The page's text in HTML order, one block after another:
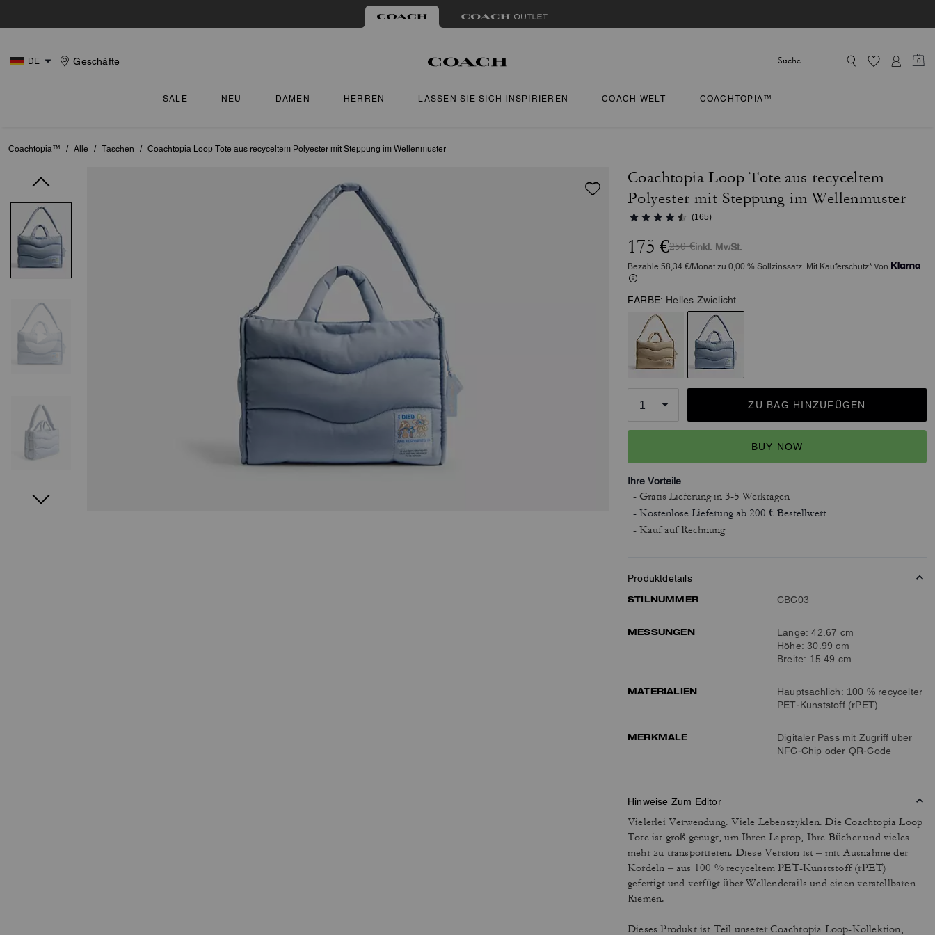
DE Geschäfte 0
SALE NEU DAMEN HERREN LASSEN SIE SICH INSPIRIEREN COACH WELT COACHTOPIA™
Coachtopia™ / Alle / Taschen / Coachtopia Loop Tote aus recyceltem Polyester mit Steppung im Wellenmuster
Coachtopia Loop Tote aus recyceltem
Polyester mit Steppung im Wellenmuster
(165)
175 €250 €inkl. MwSt.
Bezahle 58,34 €/Monat zu 0,00 % Sollzinssatz. Mit Käuferschutz* von
FARBE: Helles Zwielicht
ZU BAG HINZUFÜGEN
BUY NOW
Ihre Vorteile
- Gratis Lieferungin 3-5 Werktagen
- Kostenlose Lieferung ab 200 € Bestellwert
- Kauf auf Rechnung
Produktdetails
STILNUMMER
CBC03
MESSUNGEN
Länge: 42.67 cm
Höhe: 30.99 cm
Breite: 15.49 cm
MATERIALIEN
Hauptsächlich: 100 % recycelter
PET-Kunststoff (rPET)
MERKMALE
Digitaler Pass mit Zugriff über
NFC-Chip oder QR-Code
Hinweise Zum Editor
Vielerlei Verwendung. Viele Lebenszyklen. Die Coachtopia Loop
Tote ist groß genugt, um Ihren Laptop, Ihre Bücher und vieles
mehr zu transportieren. Diese Version ist – mit Ausnahme der
Kordeln – aus 100 % recyceltem PET-Kunststoff (rPET)
gefertigt und verfügt über Wellendetails und einen verstellbaren
Riemen.
Dieses Produkt ist Teil unserer Coachtopia Loop-Kollektion,